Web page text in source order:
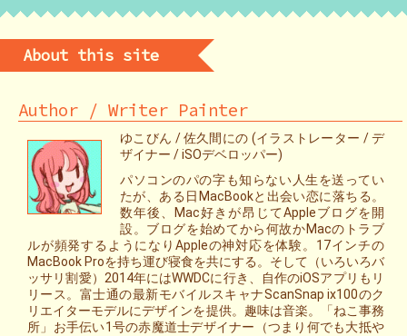
About this site
Author / Writer Painter
ゆこびん / 佐久間にの (イラストレーター / デ
ザイナー / iSOデベロッパー)
パソコンのパの字も知らない人生を送ってい
たが、ある日MacBookと出会い恋に落ちる。
数年後、Mac好きが昂じてAppleブログを開
設。ブログを始めてから何故かMacのトラブ
ルが頻発するようになりAppleの神対応を体験。17インチの
MacBook Proを持ち運び寝食を共にする。そして（いろいろバ
ッサリ割愛）2014年にはWWDCに行き、自作のiOSアプリもリ
リース。富士通の最新モバイルスキャナScanSnap ix100のク
リエイターモデルにデザインを提供。趣味は音楽。「ねこ事務
所」お手伝い1号の赤魔道士デザイナー（つまり何でも大抵や